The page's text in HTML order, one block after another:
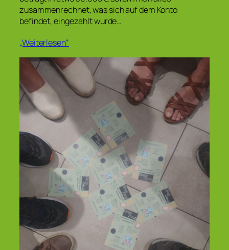
zusammenrechnet, was sich auf dem Konto
befindet, eingezahlt wurde…
„Weiterlesen“